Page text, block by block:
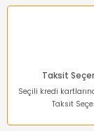
Taksit
Seçili kredi
Taksit